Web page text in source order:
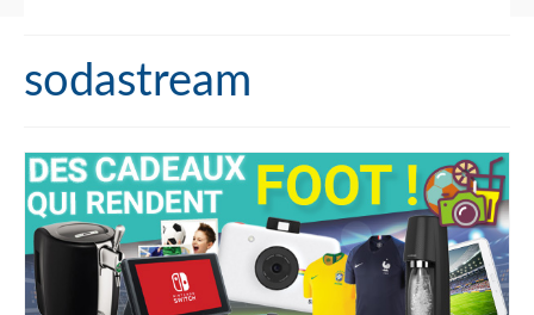
Qui sommes-nous ?
Accéder à Signals
sodastream